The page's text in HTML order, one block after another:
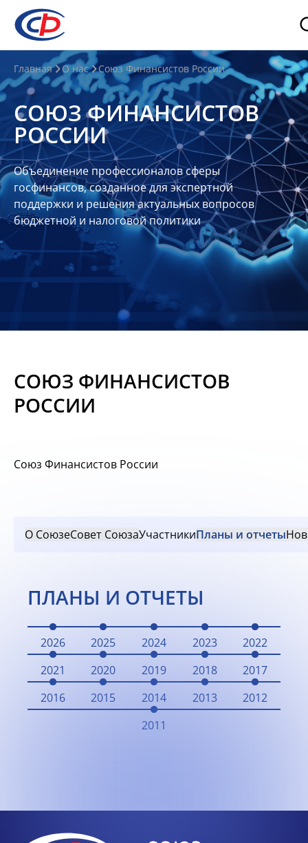
О
нас
О
СФР
Совет
Союза
Участники
Планы
отчеты
Контакты
Материалы
Главная О нас Союз Финансистов России
СОЮЗ ФИНАНСИСТОВ
РОССИИ
Объединение профессионалов сферы
госфинансов, созданное для экспертной
поддержки и решения актуальных вопросов
бюджетной и налоговой политики
СОЮЗ ФИНАНСИСТОВ
РОССИИ
Союз Финансистов России
О СоюзеСовет СоюзаУчастникиПланы и отчеты
ПЛАНЫ И ОТЧЕТЫ
2026 2025 2024 2023
2022
2021
2020 2019 2018
2017
2016
2015 2014 2013
2012
2011